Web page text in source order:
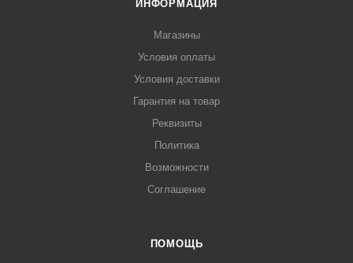
ИНФОРМАЦИЯ
Магазины
Условия оплаты
Условия доставки
Гарантия на товар
Реквизиты
Политика
Возможности
Соглашение
ПОМОЩЬ